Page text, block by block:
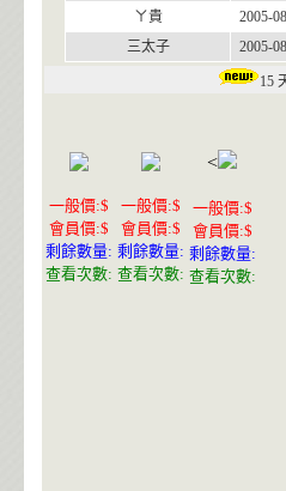
ㄚ貴 2005-
三太子 2005-
15
一般價:$
會員價:$
剩餘數量:
查看次數:
一般價:$
會員價:$
剩餘數量:
查看次數:
<
一般價:$
會員價:$
剩餘數量:
查看次數: